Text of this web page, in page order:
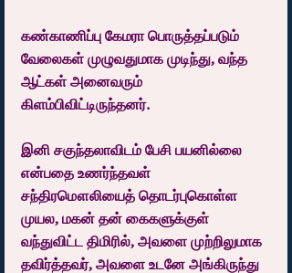
கண்காணிப்பு கேமரா பொருத்தப்படும்
வேலைகள் முழுவதுமாக முடிந்து, வந்த
ஆட்கள் அனைவரும்
கிளம்பிவிட்டிருந்தனர்.
இனி சகுந்தலாவிடம் பேசி பயனில்லை
என்பதை உணர்ந்தவள்
சந்திரமௌலியைத் தொடர்புகொள்ள
முயல, மகன் தன் கைகளுக்குள்
வந்துவிட்ட திமிரில், அவளை முற்றிலுமாக
தவிர்த்தவர், அவளை உடனே அங்கிருந்து